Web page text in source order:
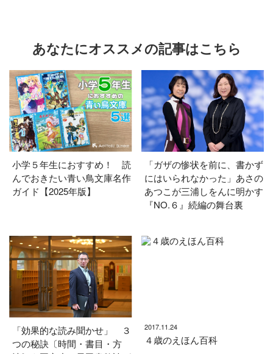
あなたにオススメの記事はこちら
小学５年生におすすめ！ 読
んでおきたい青い鳥文庫名作
ガイド【2025年版】
「ガザの惨状を前に、書かず
にはいられなかった」あさの
あつこが三浦しをんに明かす
『NO.６』続編の舞台裏
「効果的な読み聞かせ」 ３
つの秘訣〔時間・書目・方
2017.11.24
４歳のえほん百科